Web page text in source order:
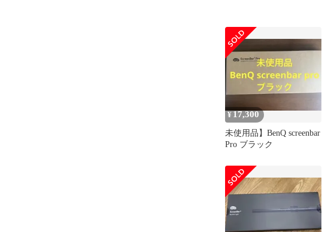
¥ 17,300
未使用品】BenQ screenbar
Pro ブラック